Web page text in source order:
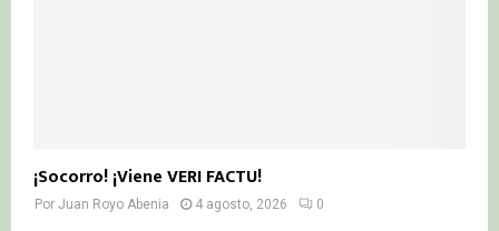
¡Socorro! ¡Viene VERI FACTU!
Por Juan Royo Abenia 4 agosto, 2026 0